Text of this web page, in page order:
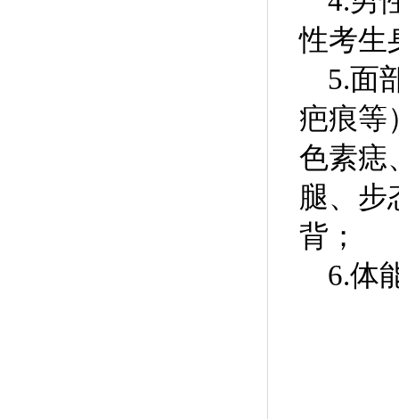
性考生
5.面
疤痕等
色素痣
腿、步
背；
6.体